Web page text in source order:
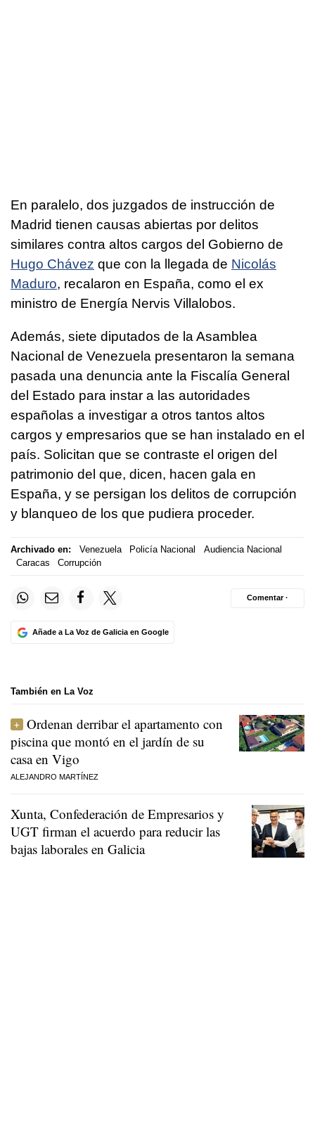
En paralelo, dos juzgados de instrucción de
Madrid tienen causas abiertas por delitos
similares contra altos cargos del Gobierno de
Hugo Chávez que con la llegada de Nicolás
Maduro, recalaron en España, como el ex
ministro de Energía Nervis Villalobos.
Además, siete diputados de la Asamblea
Nacional de Venezuela presentaron la semana
pasada una denuncia ante la Fiscalía General
del Estado para instar a las autoridades
españolas a investigar a otros tantos altos
cargos y empresarios que se han instalado en el
país. Solicitan que se contraste el origen del
patrimonio del que, dicen, hacen gala en
España, y se persigan los delitos de corrupción
y blanqueo de los que pudiera proceder.
Archivado en: Venezuela Policía Nacional
Audiencia Nacional
Caracas
Corrupción
Añade a La Voz de Galicia en Google
Comentar ·
También en La Voz
Ordenan derribar el apartamento con
piscina que montó en el jardín de su
casa en Vigo
ALEJANDRO MARTÍNEZ
Xunta, Confederación de Empresarios y
UGT firman el acuerdo para reducir las
bajas laborales en Galicia